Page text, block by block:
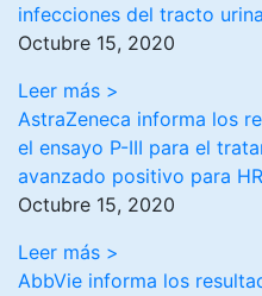
infecciones del tracto
Octubre 15, 2020
Leer más >
AstraZeneca informa los
el ensayo P-III para el
avanzado positivo para HR
Octubre 15, 2020
Leer más >
AbbVie informa los